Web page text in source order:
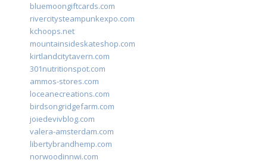
bluemoongiftcards.com
rivercitysteampunkexpo.com
kchoops.net
mountainsideskateshop.com
kirtlandcitytavern.com
301nutritionspot.com
ammos-stores.com
loceanecreations.com
birdsongridgefarm.com
joiedevivblog.com
valera-amsterdam.com
libertybrandhemp.com
norwoodinnwi.com